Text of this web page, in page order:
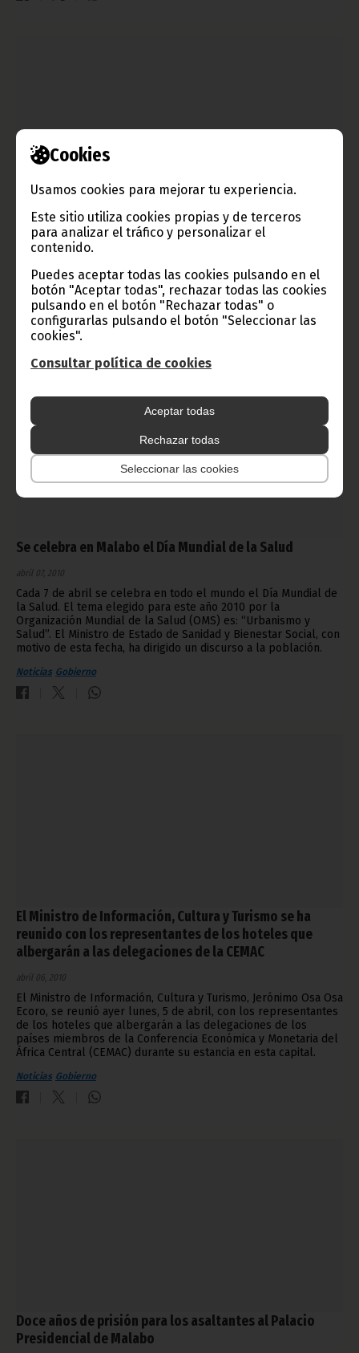
Cookies
Usamos cookies para mejorar tu experiencia.
Este sitio utiliza cookies propias y de terceros
para analizar el tráfico y personalizar el
contenido.
Puedes aceptar todas las cookies pulsando en el
botón "Aceptar todas", rechazar todas las cookies
pulsando en el botón "Rechazar todas" o
configurarlas pulsando el botón "Seleccionar las
cookies".
Consultar política de cookies
Aceptar todas
Rechazar todas
Seleccionar las cookies
Comienza un curso de Bordado
abril 07, 2010
Se trata de una iniciativa apoyada por el gobierno con la
asistencia de expertos chinos.
Noticias
Se celebra en Malabo el Día Mundial de la Salud
abril 07, 2010
Cada 7 de abril se celebra en todo el mundo el Día Mundial de
la Salud. El tema elegido para este año 2010 por la
Organización Mundial de la Salud (OMS) es: “Urbanismo y
Salud”. El Ministro de Estado de Sanidad y Bienestar Social, con
motivo de esta fecha, ha dirigido un discurso a la población.
Noticias Gobierno
El Ministro de Información, Cultura y Turismo se ha
reunido con los representantes de los hoteles que
albergarán a las delegaciones de la CEMAC
abril 06, 2010
El Ministro de Información, Cultura y Turismo, Jerónimo Osa Osa
Ecoro, se reunió ayer lunes, 5 de abril, con los representantes
de los hoteles que albergarán a las delegaciones de los
países miembros de la Conferencia Económica y Monetaria del
África Central (CEMAC) durante su estancia en esta capital.
Noticias Gobierno
Doce años de prisión para los asaltantes al Palacio
Presidencial de Malabo